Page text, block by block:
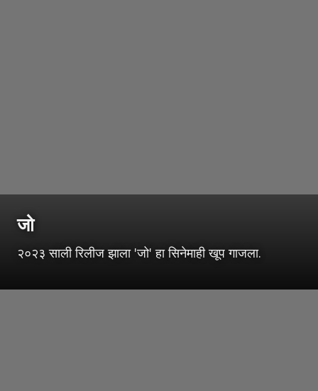
जो
२०२३ साली रिलीज झाला 'जो' हा सिनेमाही खूप गाजला.